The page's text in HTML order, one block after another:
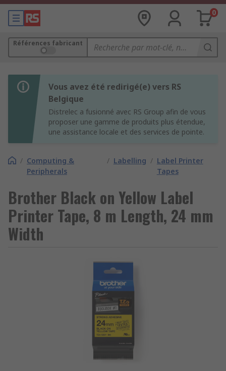
0
Références fabricant
Vous avez été redirigé(e) vers RS
Belgique
Distrelec a fusionné avec RS Group afin de vous
proposer une gamme de produits plus étendue,
une assistance locale et des services de pointe.
/ Computing &
Peripherals
/ Labelling / Label Printer
Tapes
Brother Black on Yellow Label
Printer Tape, 8 m Length, 24 mm
Width